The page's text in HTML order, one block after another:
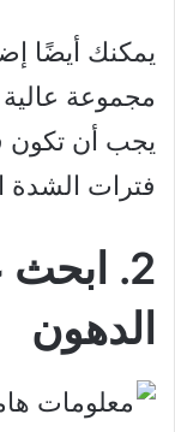
يمكنك أيضًا
مجموعة عالية
يجب أن تكون
فترات الشدة
2.
الدهون